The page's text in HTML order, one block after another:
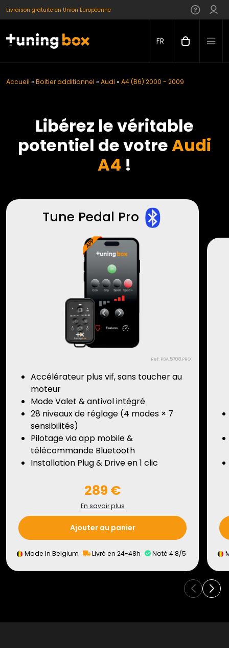
Livraison gratuite en Union Européenne
FR
Accueil » Boitier additionnel » Audi » A4 (B6) 2000 - 2009
Libérez le véritable
potentiel de votreAudi
A4 !
Tune Pedal Pro
Ref: PBA.5708.PRO
Accélérateur plus vif, sans toucher au
moteur
Mode Valet & antivol intégré
28 niveaux de réglage (4 modes × 7
sensibilités)
Pilotage via app mobile &
télécommande Bluetooth
Installation Plug & Drive en 1 clic
289 €
En savoir plus
Ajouter au panier
Made In Belgium Livré en 24-48h Noté 4.8/5